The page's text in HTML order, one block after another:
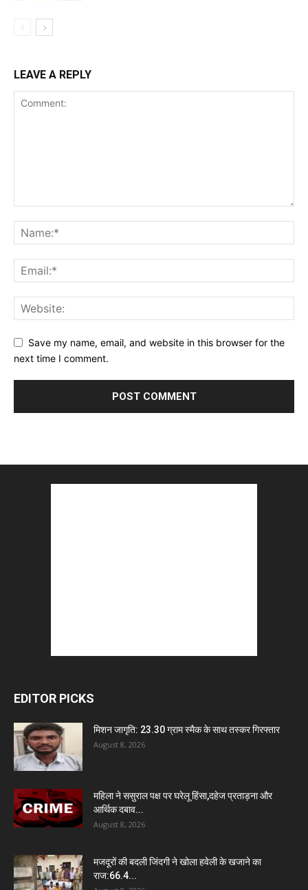
LEAVE A REPLY
Save my name, email, and website in this browser for the
next time I comment.
EDITOR PICKS
मिशन जागृति: 23.30 ग्राम स्मैक के साथ तस्कर गिरफ्तार
August 8, 2026
महिला ने ससुराल पक्ष पर घरेलू हिंसा,दहेज प्रताड़ना और
आर्थिक दबाव...
August 8, 2026
मजदूरों की बदली जिंदगी ने खोला हवेली के खजाने का
राज:66.4...